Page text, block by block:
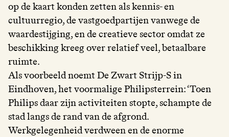
op de kaart konden zetten als kennis- en
cultuurregio, de vastgoedpartijen vanwege de
waardestijging, en de creatieve sector omdat ze
beschikking kreeg over relatief veel, betaalbare
ruimte.
Als voorbeeld noemt De Zwart Strijp-S in
Eindhoven, het voormalige Philipsterrein: ‘Toen
Philips daar zijn activiteiten stopte, schampte de
stad langs de rand van de afgrond.
Werkgelegenheid verdween en de enorme